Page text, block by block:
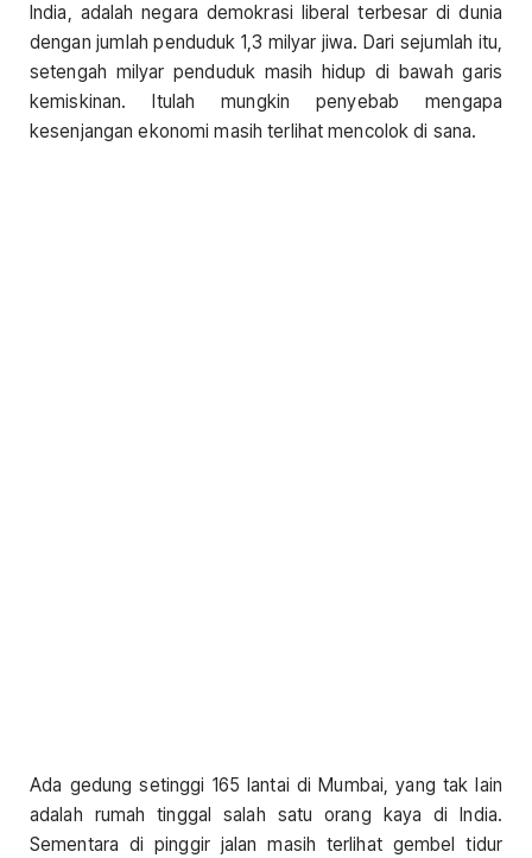
India, adalah negara demokrasi liberal terbesar di dunia
dengan jumlah penduduk 1,3 milyar jiwa. Dari sejumlah itu,
setengah milyar penduduk masih hidup di bawah garis
kemiskinan. Itulah mungkin penyebab mengapa
kesenjangan ekonomi masih terlihat mencolok di sana.
Ada gedung setinggi 165 lantai di Mumbai, yang tak lain
adalah rumah tinggal salah satu orang kaya di India.
Sementara di pinggir jalan masih terlihat gembel tidur